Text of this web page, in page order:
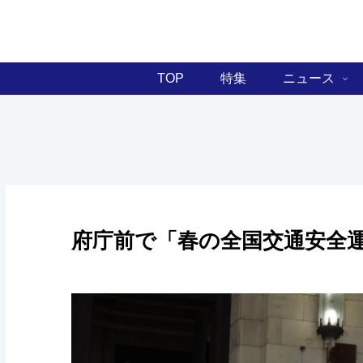
TOP 特集 ニュース
府庁前で「春の全国交通安全